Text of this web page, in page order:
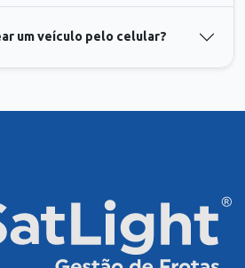
um veículo pelo celular?